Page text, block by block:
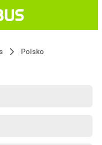
Polsko